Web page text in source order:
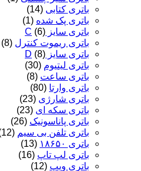
باتری کتابی (14)
باتری پک شده (1)
باتری سایز C (6)
باتری ریموت کنترل (8)
باتری سایز D (8)
باتری لیتیوم (30)
باتری ساعت (8)
باتری وارتا (80)
باتری شارژی (23)
باتری سکه ای (23)
باتری پاناسونیک (26)
باتری تلفن بی سیم (12)
باتری ۱۸۶۵۰
(13)
باتری لپ تاپ (16)
باتری ویپ (12)